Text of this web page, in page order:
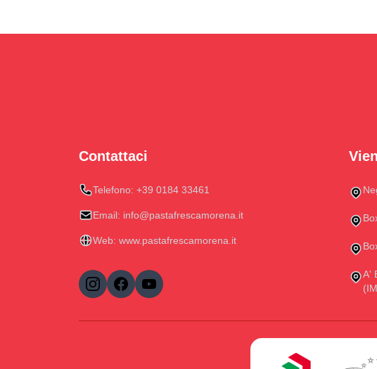
Contattaci
Telefono: +39 0184 33461
Email: info@pastafrescamorena.it
Web: www.pastafrescamorena.it
A'